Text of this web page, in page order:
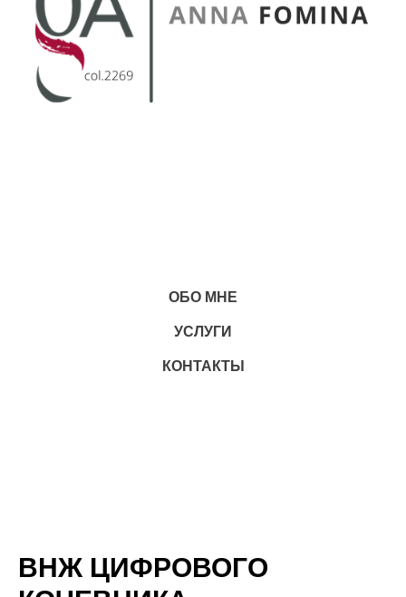
ОБО МНЕ
УСЛУГИ
КОНТАКТЫ
ВНЖ ЦИФРОВОГО